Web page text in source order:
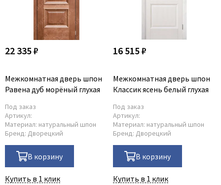
22 335 ₽
Межкомнатная дверь шпон
Равена дуб морёный глухая
Под заказ
Артикул:
Материал: натуральный шпон
Бренд: Дворецкий
В корзину
Купить в 1 клик
16 515 ₽
Межкомнатная дверь шпон
Классик ясень белый глухая
Под заказ
Артикул:
Материал: натуральный шпон
Бренд: Дворецкий
В корзину
Купить в 1 клик